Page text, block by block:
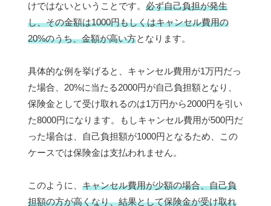
けではないということです。 必ず自己負担が発生
し、その金額は1000円もしくはキャンセル費用の
20%のうち、金額が高い方となります。
具体的な例を挙げると、キャンセル費用が1万円だっ
た場合、20%に当たる2000円が自己負担額となり、
保険金として受け取れるのは1万円から2000円を引い
た8000円になります。もしキャンセル費用が500円だ
った場合は、自己負担額が1000円となるため、この
ケースでは保険金は支払われません。
このように、 キャンセル費用が少額の場合、自己負
担額の方が高くなり、結果として保険金が受け取れ